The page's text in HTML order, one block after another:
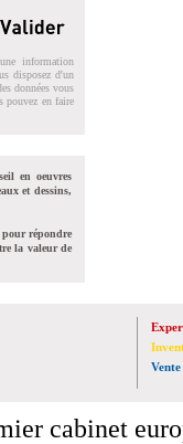
information
disposez d'un
données vous
pouvez en faire
en oeuvres
et dessins,
pour répondre
la valeur de
Vente
cabinet